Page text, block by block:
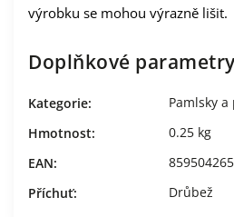
výrobku se mohou výrazně lišit.
Doplňkové parametry
Kategorie:
Pamlsky
Hmotnost:
0.25 kg
EAN:
Příchuť: Drůbež